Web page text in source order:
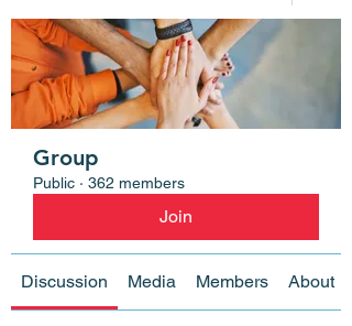
Group
Public · 362 members
Join
Discussion Media Members About